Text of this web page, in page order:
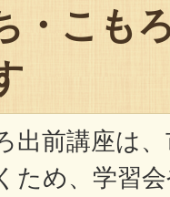
こも
出前講座は
ため、学習